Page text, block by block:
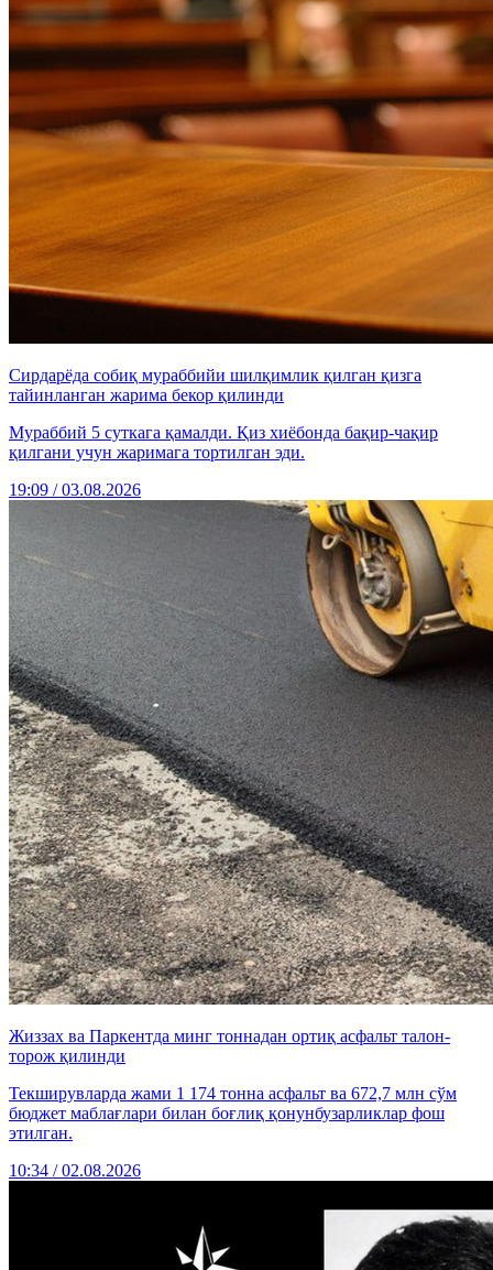
Сирдарёда собиқ мураббийи шилқимлик қилган қизга
тайинланган жарима бекор қилинди
Мураббий 5 суткага қамалди. Қиз хиёбонда бақир-чақир
қилгани учун жаримага тортилган эди.
19:09 / 03.08.2026
Жиззах ва Паркентда минг тоннадан ортиқ асфальт талон-
торож қилинди
Текширувларда жами 1 174 тонна асфальт ва 672,7 млн сўм
бюджет маблағлари билан боғлиқ қонунбузарликлар фош
этилган.
10:34 / 02.08.2026